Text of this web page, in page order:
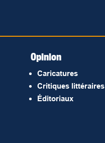
Opinion
Caricatures
Critiques littéraires
Éditoriaux